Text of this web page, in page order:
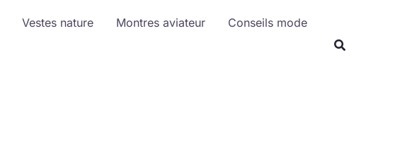
Vestes nature Montres aviateur Conseils mode